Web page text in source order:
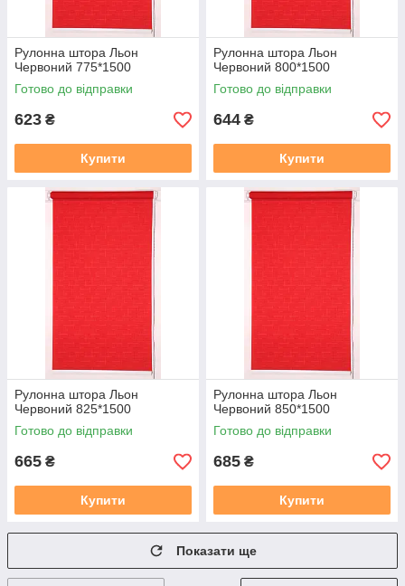
Рулонна штора Льон
Червоний 775*1500
Готово до відправки
623 ₴
Купити
Рулонна штора Льон
Червоний 800*1500
Готово до відправки
644 ₴
Купити
Рулонна штора Льон
Червоний 825*1500
Готово до відправки
665 ₴
Купити
Рулонна штора Льон
Червоний 850*1500
Готово до відправки
685 ₴
Купити
Показати ще